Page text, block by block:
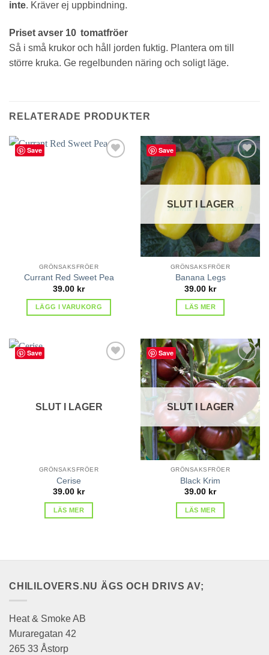
inte. Kräver ej uppbindning.
Priset avser 10 tomatfröer
Så i små krukor och håll jorden fuktig. Plantera om till
större kruka. Ge regelbunden näring och soligt läge.
RELATERADE PRODUKTER
Save
GRÖNSAKSFRÖER
Currant Red Sweet Pea
39.00 kr
LÄGG I VARUKORG
Save
lägg till
i
favoriter
SLUT I LAGER
GRÖNSAKSFRÖER
Banana Legs
39.00 kr
LÄS MER
Save
SLUT I LAGER
GRÖNSAKSFRÖER
Cerise
39.00 kr
LÄS MER
Save
lägg till
i
favoriter
SLUT I LAGER
GRÖNSAKSFRÖER
Black Krim
39.00 kr
LÄS MER
CHILILOVERS.NU ÄGS OCH DRIVS AV;
Heat & Smoke AB
Muraregatan 42
265 33 Åstorp